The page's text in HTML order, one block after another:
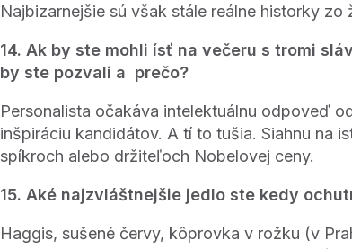
Najbizarnejšie sú však stále reálne historky zo
14. Ak by ste mohli ísť na večeru s tromi
by ste pozvali a prečo?
Personalista očakáva intelektuálnu odpoveď
inšpiráciu kandidátov. A tí to tušia. Siahnu na
spíkroch alebo držiteľoch Nobelovej ceny.
15. Aké najzvláštnejšie jedlo ste kedy
Haggis, sušené červy, kôprovka v rožku (v